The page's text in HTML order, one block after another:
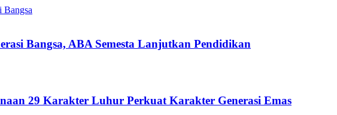
Bangsa, ABA Semesta Lanjutkan Pendidikan
29 Karakter Luhur Perkuat Karakter Generasi Emas